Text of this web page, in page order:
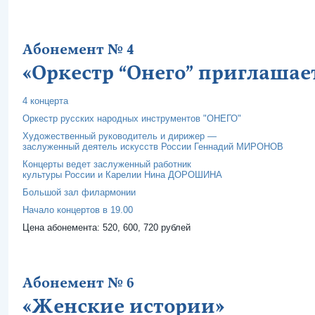
Абонемент № 4
«Оркестр “Онего”
4 концерта
Оркестр русских народных инструментов "ОНЕГО"
Художественный руководитель и дирижер —
заслуженный деятель искусств России Геннадий МИРОНОВ
Концерты ведет заслуженный работник
культуры России и Карелии Нина ДОРОШИНА
Большой зал филармонии
Начало концертов в 19.00
Цена абонемента: 520, 600, 720 рублей
Абонемент № 6
«Женские истории»